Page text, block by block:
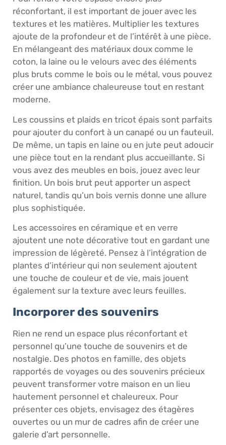
réconfortant, il est important de jouer avec les
textures et les matières. Multiplier les textures
ajoute de la profondeur et de l’intérêt à une pièce.
En mélangeant des matériaux doux comme le
coton, la laine ou le velours avec des éléments
plus bruts comme le bois ou le métal, vous pouvez
créer une ambiance chaleureuse tout en restant
moderne.
Les coussins et plaids en tricot épais sont parfaits
pour ajouter du confort à un canapé ou un fauteuil.
De même, un tapis en laine ou en jute peut adoucir
une pièce tout en la rendant plus accueillante. Si
vous avez des meubles en bois, jouez avec leur
finition. Un bois brut peut apporter un aspect
naturel, tandis qu’un bois vernis donne une allure
plus sophistiquée.
Les accessoires en céramique et en verre
ajoutent une note décorative tout en gardant une
impression de légèreté. Pensez à l’intégration de
plantes d’intérieur qui non seulement ajoutent
une touche de couleur et de vie, mais jouent
également sur la texture avec leurs feuilles.
Incorporer des souvenirs
Rien ne rend un espace plus réconfortant et
personnel qu’une touche de souvenirs et de
nostalgie. Des photos en famille, des objets
rapportés de voyages ou des souvenirs précieux
peuvent transformer votre maison en un lieu
hautement personnel et chaleureux. Pour
présenter ces objets, envisagez des étagères
ouvertes ou un mur de cadres afin de créer une
galerie d’art personnelle.